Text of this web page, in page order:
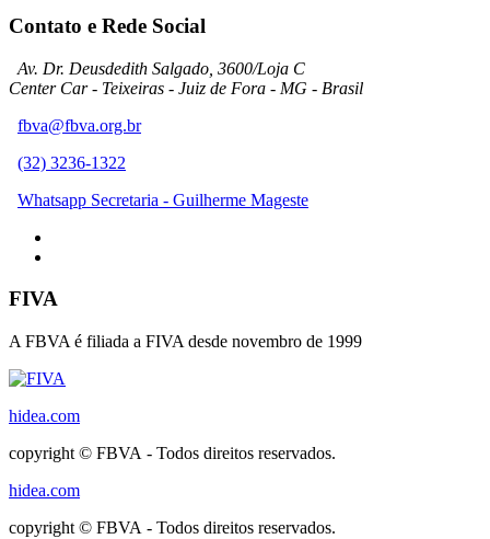
Contato e Rede Social
Av. Dr. Deusdedith Salgado, 3600/Loja C
Center Car - Teixeiras - Juiz de Fora - MG - Brasil
fbva@fbva.org.br
(32) 3236-1322
Whatsapp Secretaria - Guilherme Mageste
FIVA
A FBVA é filiada a FIVA desde novembro de 1999
hidea.com
copyright © FBVA - Todos direitos reservados.
hidea.com
copyright © FBVA - Todos direitos reservados.